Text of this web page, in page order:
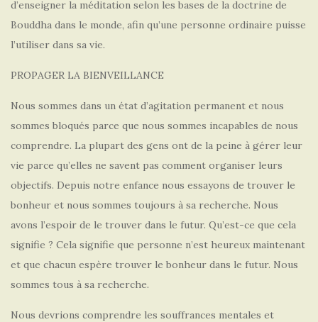
d’enseigner la méditation selon les bases de la doctrine de
Bouddha dans le monde, afin qu’une personne ordinaire puisse
l’utiliser dans sa vie.
PROPAGER LA BIENVEILLANCE
Nous sommes dans un état d’agitation permanent et nous
sommes bloqués parce que nous sommes incapables de nous
comprendre. La plupart des gens ont de la peine à gérer leur
vie parce qu’elles ne savent pas comment organiser leurs
objectifs. Depuis notre enfance nous essayons de trouver le
bonheur et nous sommes toujours à sa recherche. Nous
avons l’espoir de le trouver dans le futur. Qu’est-ce que cela
signifie ? Cela signifie que personne n’est heureux maintenant
et que chacun espère trouver le bonheur dans le futur. Nous
sommes tous à sa recherche.
Nous devrions comprendre les souffrances mentales et